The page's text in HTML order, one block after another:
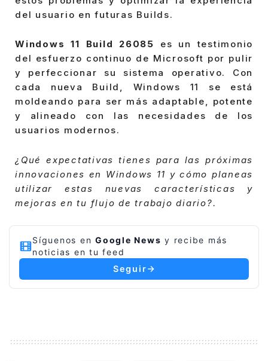
del usuario en futuras Builds.
Windows 11 Build 26085 es un testimonio
del esfuerzo continuo de Microsoft por pulir
y perfeccionar su sistema operativo. Con
cada nueva Build, Windows 11 se está
moldeando para ser más adaptable, potente
y alineado con las necesidades de los
usuarios modernos.
¿Qué expectativas tienes para las próximas
innovaciones en Windows 11 y cómo planeas
utilizar estas nuevas características y
mejoras en tu flujo de trabajo diario?.
Síguenos en Google News y recibe más
noticias en tu feed
Seguir